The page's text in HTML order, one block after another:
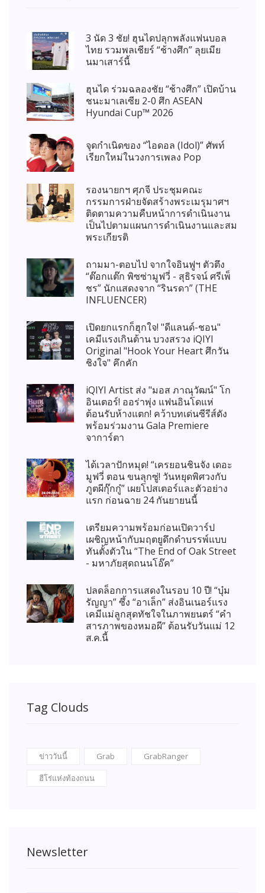
3 นัด 3 ชัย! ฮุนไดปลุกพลังแฟนบอล
ไทย รวมพลเชียร์ “ช้างศึก” ลุยเมีย
นมาเสาร์นี้
ฮุนได ร่วมฉลองชัย “ช้างศึก” เปิดบ้าน
ชนะมาเลเซีย 2-0 ศึก ASEAN
Hyundai Cup™ 2026
จุดกำเนิดของ “ไอดอล (Idol)” ศัพท์
เรียกใหม่ในวงการเพลง Pop
รองนายกฯ ศุภจี ประชุมคณะ
กรรมการฝ่ายจัดสร้างพระเมรุมาศฯ
ติดตามความคืบหน้าการดำเนินงาน
เป็นไปตามแผนการดำเนินงานและสม
พระเกียรติ
ถามมา-ตอบไป จากใจอินฟูฯ ตัวตึง
“ต๊อกแต๊ก พิซซ่ามูฟวี่ - สุธิรจน์ ศรีเพ็
ชร” นักแสดงจาก “รินรดา” (THE
INFLUENCER)
เปิดยกแรกก็ฮุกใจ! "ดีแลนด์-ชอน"
เคมีแรงเกินต้าน บวงสรวง iQIYI
Original "Hook Your Heart ศึกวัน
ชิงใจ" คึกคัก
iQIYI Artist ส่ง "มอส ภาณุวัฒน์" โก
อินเตอร์! ออร่าพุ่ง แฟนอินโดแห่
ต้อนรับห้างแตก! คว้าบทเด่นซีรีส์ดัง
พร้อมร่วมงาน Gala Premiere
จาการ์ตา
ได้เวลาปักหมุด! “เครยอนชินจัง เดอะ
มูฟวี่ ตอน ขนลุกซู่! วันหยุดพิศวงกับ
ภูตผีกุ๊กกู๋” เผยโปสเตอร์และตัวอย่าง
แรก ก่อนฉาย 24 กันยายนนี้
เตรียมความพร้อมก่อนเปิดวาร์ป
เผชิญหน้ากับมฤตยูดึกดำบรรพ์แบบ
ทันตั้งตัวใน “The End of Oak Street
- มหาภัยสุดถนนโอ๊ค”
ปลดล็อกการแสดงในรอบ 10 ปี! “บุ๋ม
รัญญา” ซึ้ง “อาเล็ก” ส่งอินเนอร์แรง
เคมีแม่ลูกสุดทัชใจในภาพยนตร์ “คำ
สารภาพของหมอผี” ต้อนรับวันแม่ 12
ส.ค.นี้
Tag Clouds
ข่าววันนี้ Grab GrabRanger
ฮีโร่แห่งท้องถนน
Newsletter